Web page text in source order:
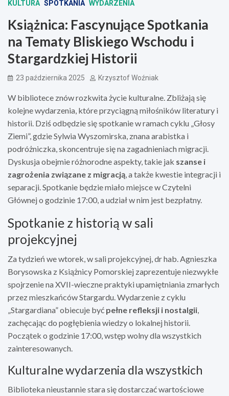
KULTURA SPOTKANIA WYDARZENIA
Książnica: Fascynujące Spotkania
na Tematy Bliskiego Wschodu i
Stargardzkiej Historii
23 października 2025 Krzysztof Woźniak
W bibliotece znów rozkwita życie kulturalne. Zbliżają się
kolejne wydarzenia, które przyciągną miłośników literatury i
historii. Dziś odbędzie się spotkanie w ramach cyklu „Głosy
Ziemi”, gdzie Sylwia Wyszomirska, znana arabistka i
podróżniczka, skoncentruje się na zagadnieniach migracji.
Dyskusja obejmie różnorodne aspekty, takie jak szanse i
zagrożenia związane z migracją , a także kwestie integracji i
separacji. Spotkanie będzie miało miejsce w Czytelni
Głównej o godzinie 17:00, a udział w nim jest bezpłatny.
Spotkanie z historią w sali
projekcyjnej
Za tydzień we wtorek, w sali projekcyjnej, dr hab. Agnieszka
Borysowska z Książnicy Pomorskiej zaprezentuje niezwykłe
spojrzenie na XVII-wieczne praktyki upamiętniania zmarłych
przez mieszkańców Stargardu. Wydarzenie z cyklu
„Stargardiana” obiecuje być pełne refleksji i nostalgii
zachęcając do pogłębienia wiedzy o lokalnej historii.
Początek o godzinie 17:00, wstęp wolny dla wszystkich
zainteresowanych.
Kulturalne wydarzenia dla wszystkich
Biblioteka nieustannie stara się dostarczać wartościowe